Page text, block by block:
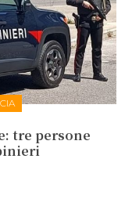
tre persone